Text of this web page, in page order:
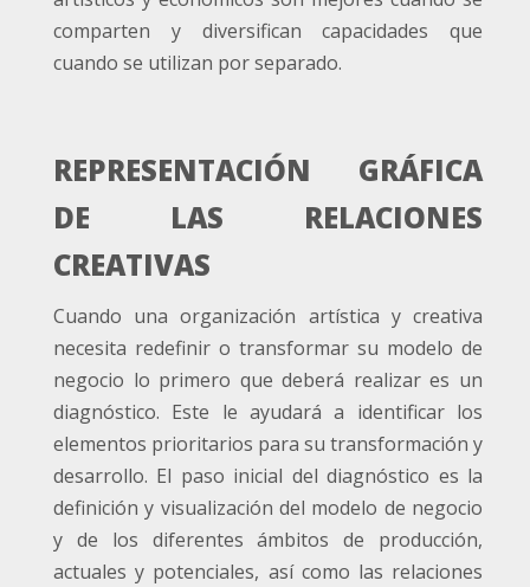
comparten y diversifican capacidades que
cuando se utilizan por separado.
REPRESENTACIÓN GRÁFICA
DE LAS RELACIONES
CREATIVAS
Cuando una organización artística y creativa
necesita redefinir o transformar su modelo de
negocio lo primero que deberá realizar es un
diagnóstico. Este le ayudará a identificar los
elementos prioritarios para su transformación y
desarrollo. El paso inicial del diagnóstico es la
definición y visualización del modelo de negocio
y de los diferentes ámbitos de producción,
actuales y potenciales, así como las relaciones